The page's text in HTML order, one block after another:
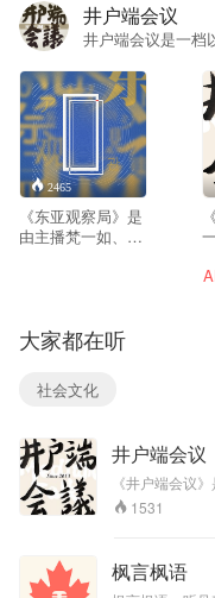
井户端会议
井户端会议是一档
梵一如、节目官方
2465
《东亚观察局》是
由主播梵一如、沙
的“东亚地区”的热
点话题、文化现象
以及历史趣闻。
大家都在听
社会文化
井户端会议
《井户端会议
等领域的对谈
更。（主播：梵
1531
枫言枫语